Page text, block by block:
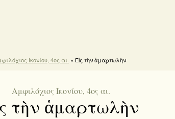
Ικονίου, 4ος αι. » Εἰς τὴν ἁμαρτωλὴν
Αμφιλόχιος Ικονίου, 4ος αι.
τὴν ἁμαρτωλὴν